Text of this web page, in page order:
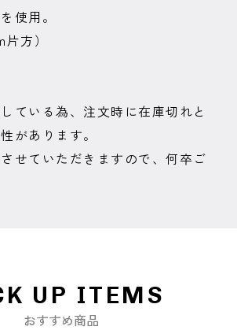
使用。
方）
ている為、注文時に在庫切れと
があります。
せていただきますので、何卒ご
UP ITEMS
おすすめ商品